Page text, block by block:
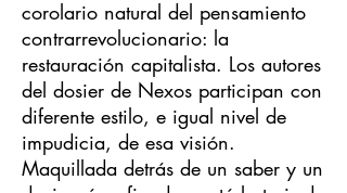
corolario natural del pensamiento
contrarrevolucionario: la
restauración capitalista. Los autores
del dosier de Nexos participan con
diferente estilo, e igual nivel de
impudicia, de esa visión.
Maquillada detrás de un saber y un